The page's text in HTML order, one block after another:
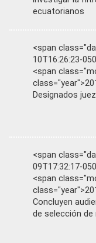
ecuatorianos
<span
10T16:26:23-
<span
Designados
<span
09T17:32:17-
<span
Concluyen
de selección de